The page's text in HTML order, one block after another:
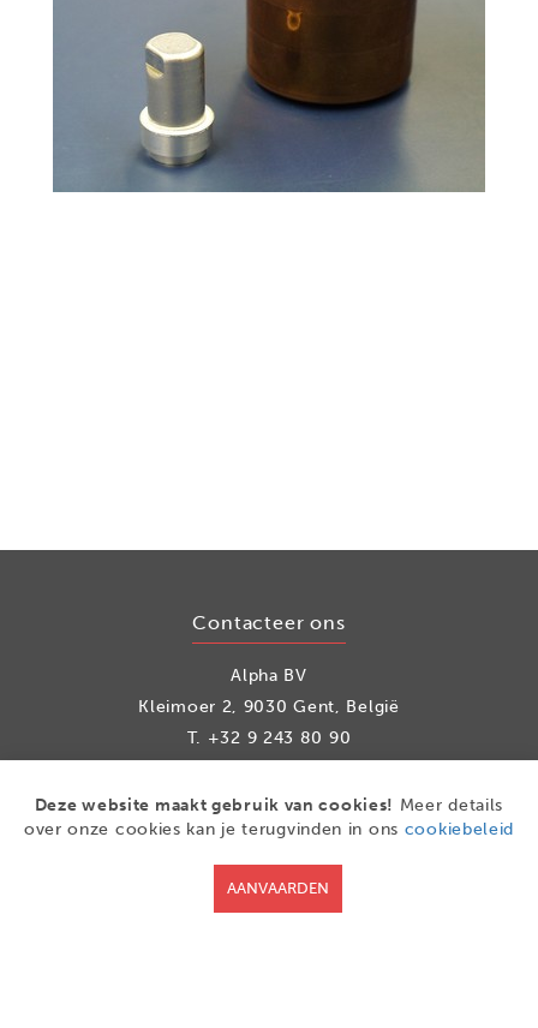
Contacteer ons
Alpha BV
Kleimoer 2, 9030 Gent, België
T. +32 9 243 80 90
FacebookLinkedInYoutube
Deze website maakt gebruik van cookies! Meer details
over onze cookies kan je terugvinden in ons cookiebeleid
AANVAARDEN